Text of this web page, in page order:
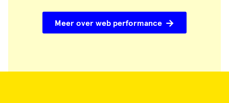
Meer over web performance